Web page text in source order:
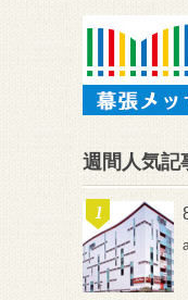
週間人気記